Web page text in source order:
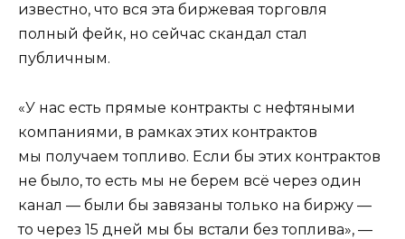
известно, что вся эта биржевая торговля
полный фейк, но сейчас скандал стал
публичным.
«У нас есть прямые контракты с нефтяными
компаниями, в рамках этих контрактов
мы получаем топливо. Если бы этих контрактов
не было, то есть мы не берем всё через один
канал — были бы завязаны только на биржу —
то через 15 дней мы бы встали без топлива», —